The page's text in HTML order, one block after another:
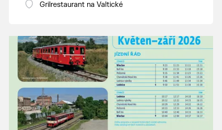
Grilrestaurant na Valtické